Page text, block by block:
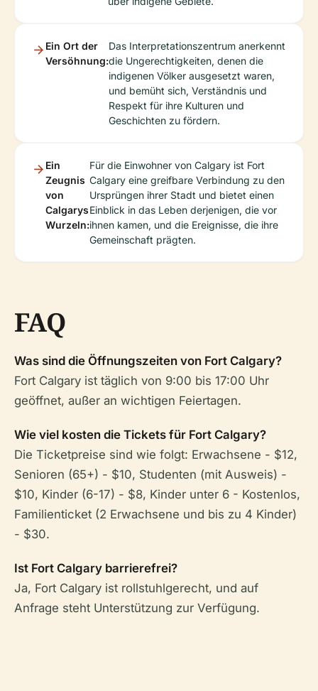
Ein Ort der
Versöhnung:
Das Interpretationszentrum anerkennt
die Ungerechtigkeiten, denen die
indigenen Völker ausgesetzt waren,
und bemüht sich, Verständnis und
Respekt für ihre Kulturen und
Geschichten zu fördern.
Ein
Zeugnis
von
Calgarys
Wurzeln:
Für die Einwohner von Calgary ist Fort
Calgary eine greifbare Verbindung zu den
Ursprüngen ihrer Stadt und bietet einen
Einblick in das Leben derjenigen, die vor
ihnen kamen, und die Ereignisse, die ihre
Gemeinschaft prägten.
FAQ
Was sind die Öffnungszeiten von Fort Calgary?
Fort Calgary ist täglich von 9:00 bis 17:00 Uhr
geöffnet, außer an wichtigen Feiertagen.
Wie viel kosten die Tickets für Fort Calgary?
Die Ticketpreise sind wie folgt: Erwachsene - $12,
Senioren (65+) - $10, Studenten (mit Ausweis) -
$10, Kinder (6-17) - $8, Kinder unter 6 - Kostenlos,
Familienticket (2 Erwachsene und bis zu 4 Kinder)
- $30.
Ist Fort Calgary barrierefrei?
Ja, Fort Calgary ist rollstuhlgerecht, und auf
Anfrage steht Unterstützung zur Verfügung.